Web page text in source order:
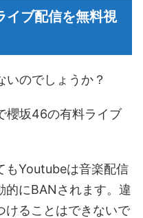
ブ配信を無料視
いのでしょうか？
櫻坂46の有料ライブ
もYoutubeは音楽配信
的にBANされます。違
けることはできないで